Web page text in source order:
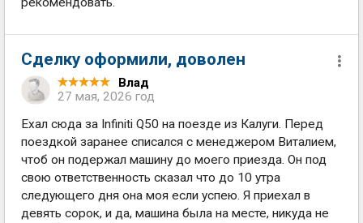
Сделку оформили, доволен
Влад
27 мая, 2026 год
Ехал сюда за Infiniti Q50 на поезде из Калуги. Перед
поездкой заранее списался с менеджером Виталием,
чтоб он подержал машину до моего приезда. Он под
свою ответственность сказал что до 10 утра
следующего дня она моя если успею. Я приехал в
девять сорок, и да, машина была на месте, никуда не